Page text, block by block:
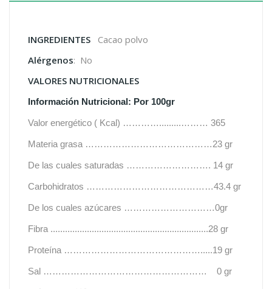
INGREDIENTES Cacao polvo
Alérgenos: No
VALORES NUTRICIONALES
Información Nutricional: Por 100gr
Valor energético ( Kcal) ………….........……… 365
Materia grasa ……………………………………23 gr
De las cuales saturadas ………………………. 14 gr
Carbohidratos ……………………………………43.4 gr
De los cuales azúcares …………………………0gr
Fibra .................................................................28 gr
Proteína ……………………………………….....19 gr
Sal ……………………………………………… 0 gr